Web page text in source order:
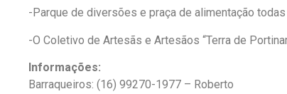
-Parque de diversões e praça de alimentação
-O Coletivo de Artesãs e Artesãos “Terra de
Informações:
Barraqueiros: (16) 99270-1977 – Roberto